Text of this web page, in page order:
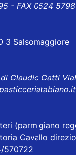
- FAX 0524
3 Salsomaggiore
di Claudio Gatti
(parmigiano
Cavallo
570722